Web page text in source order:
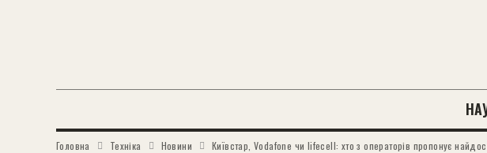
Головна Техніка Новини Київстар, Vodafone чи lifecell: хто з операторів пропонує